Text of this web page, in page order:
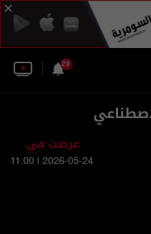
29
عرضت في:
2026-05-24 | 11:00